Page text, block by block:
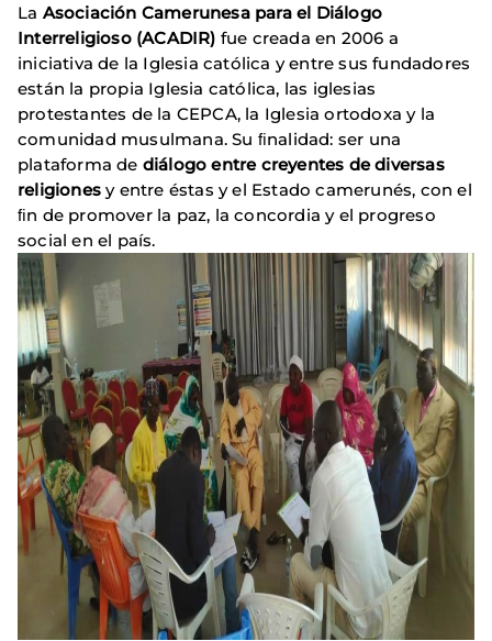
La Asociación Camerunesa para el Diálogo
Interreligioso (ACADIR) fue creada en 2006 a
iniciativa de la Iglesia católica y entre sus fundadores
están la propia Iglesia católica, las iglesias
protestantes de la CEPCA, la Iglesia ortodoxa y la
comunidad musulmana. Su ﬁnalidad: ser una
plataforma de diálogo entre creyentes de diversas
religiones y entre éstas y el Estado camerunés, con el
ﬁn de promover la paz, la concordia y el progreso
social en el país.